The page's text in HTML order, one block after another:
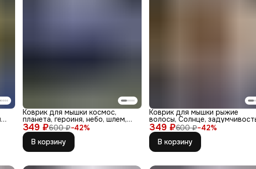
349 ₽600 ₽−42%
Коврик для мышки космос,
планета, героиня, небо, шлем,
наука
В корзину
349 ₽600 ₽−42%
Коврик для мышки рыжие
волосы, Солнце,
зелень,
В корзину